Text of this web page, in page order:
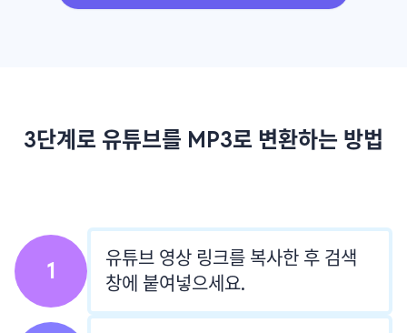
3단계로 유튜브를 MP3로 변환하는 방법
1
유튜브 영상 링크를 복사한 후 검색
창에 붙여넣으세요.